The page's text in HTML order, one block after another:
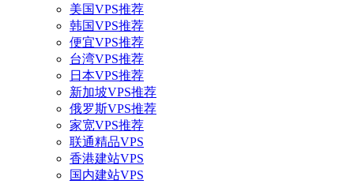
美国VPS推荐
韩国VPS推荐
便宜VPS推荐
台湾VPS推荐
日本VPS推荐
新加坡VPS推荐
俄罗斯VPS推荐
家宽VPS推荐
联通精品VPS
香港建站VPS
国内建站VPS